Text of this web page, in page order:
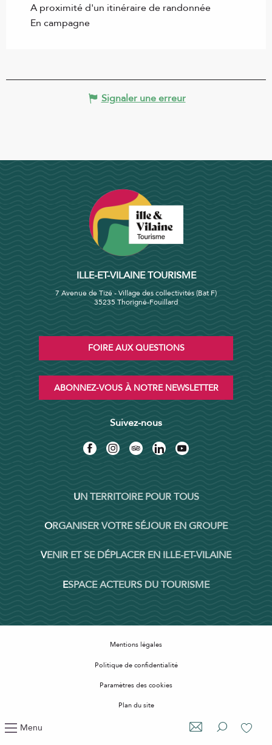
Menu
A proximité d'un itinéraire de randonnée
En campagne
Signaler une erreur
ILLE-ET-VILAINE TOURISME
7 Avenue de Tizé - Village des collectivités (Bat F)
35235 Thorigné-Fouillard
FOIRE AUX QUESTIONS
ABONNEZ-VOUS À NOTRE NEWSLETTER
Suivez-nous
UN TERRITOIRE POUR TOUS
ORGANISER VOTRE SÉJOUR EN GROUPE
VENIR ET SE DÉPLACER EN ILLE-ET-VILAINE
ESPACE ACTEURS DU TOURISME
Mentions légales
Politique de confidentialité
Paramètres des cookies
Plan du site